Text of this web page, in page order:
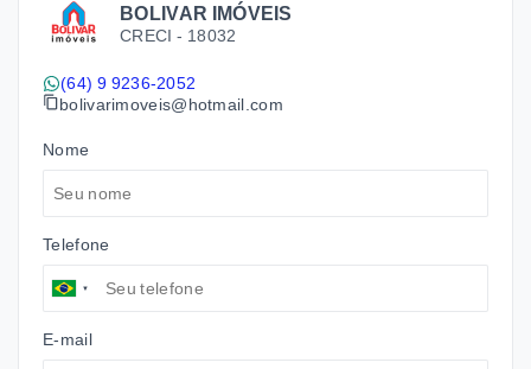
BOLIVAR IMÓVEIS
CRECI - 18032
(64) 9 9236-2052
bolivarimoveis@hotmail.com
Nome
Telefone
E-mail